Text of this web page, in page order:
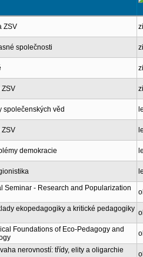
ZSV
společnosti
ZSV
společenských věd
demokracie
Seminar - Research and Popularization
ekopedagogiky a kritické pedagogiky
Foundations of Eco-Pedagogy and
nerovností: třídy, elity a oligarchie